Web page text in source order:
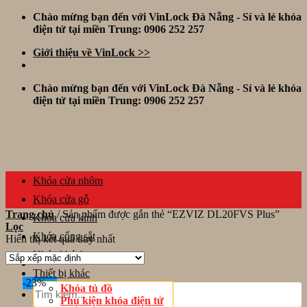
Skip
Chào mừng bạn đến với VinLock Đà Nẵng - Sỉ và lẻ khóa
điện tử tại miền Trung: 0906 252 257
Giới thiệu về VinLock >>
Chào mừng bạn đến với VinLock Đà Nẵng - Sỉ và lẻ khóa
điện tử tại miền Trung: 0906 252 257
Tìm
kiếm:
Khóa cửa nhôm
Khóa cửa gỗ
Khóa cửa kính
Khóa cổng sắt
Khóa khách sạn
Thiết bị khác
Khóa tủ đồ
Phụ kiện khóa điện tử
Trang chủ /Sản phẩm được gắn thẻ “EZVIZ DL20FVS Plus”
Lọc
Hiển thị kết quả duy nhất
-23%